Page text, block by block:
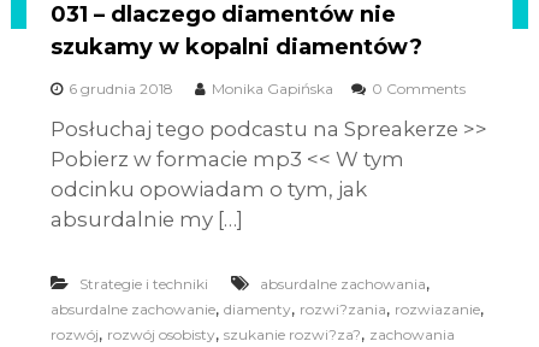
031 – dlaczego diamentów nie
szukamy w kopalni diamentów?
6 grudnia 2018 Monika Gapińska 0 Comments
Posłuchaj tego podcastu na Spreakerze >>
Pobierz w formacie mp3 << W tym
odcinku opowiadam o tym, jak
absurdalnie my […]
Strategie i techniki absurdalne zachowania,
absurdalne zachowanie, diamenty, rozwi?zania, rozwiazanie,
rozwój, rozwój osobisty, szukanie rozwi?za?, zachowania